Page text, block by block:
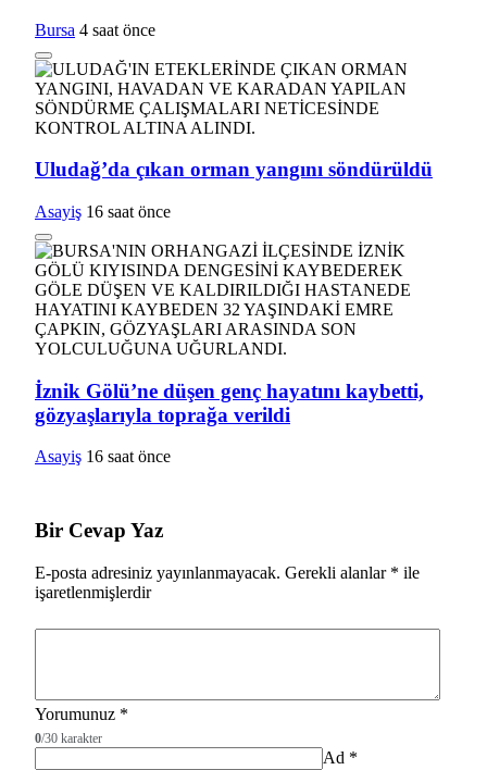
Bursa 4 saat önce
Uludağ’da çıkan orman yangını söndürüldü
Asayiş 16 saat önce
İznik Gölü’ne düşen genç hayatını kaybetti,
gözyaşlarıyla toprağa verildi
Asayiş 16 saat önce
Bir Cevap Yaz
E-posta adresiniz yayınlanmayacak. Gerekli alanlar * ile
işaretlenmişlerdir
Yorumunuz *
0/30 karakter
Ad *